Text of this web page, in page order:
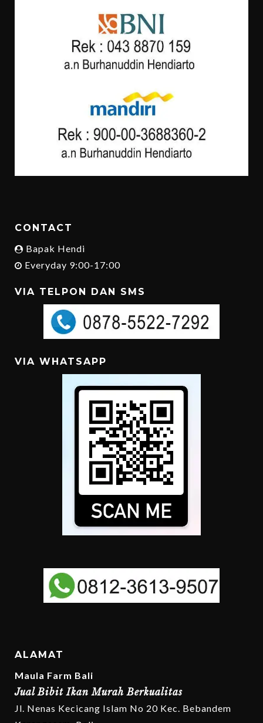
CONTACT
Bapak Hendi
Everyday 9:00-17:00
VIA TELPON DAN SMS
VIA WHATSAPP
ALAMAT
Maula Farm Bali
Jual Bibit Ikan Murah Berkualitas
Jl. Nenas Kecicang Islam No 20 Kec. Bebandem